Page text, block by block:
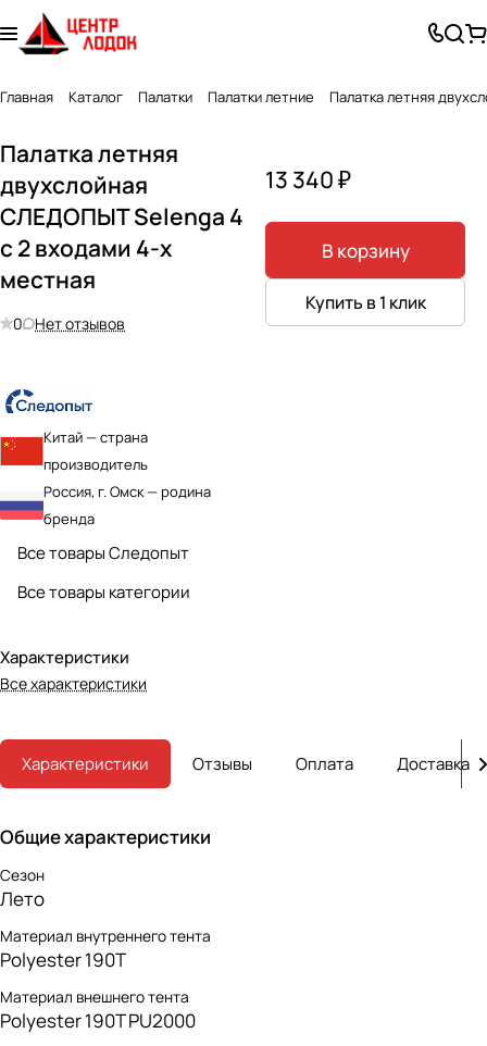
Главная Каталог Палатки Палатки летние Палатка летняя
Палатка летняя
двухслойная
СЛЕДОПЫТ Selenga 4
с 2 входами 4-х
местная
0 Нет отзывов
Китай — страна
производитель
Россия, г. Омск — родина
бренда
Все товары Следопыт
Все товары категории
Характеристики
Все характеристики
13 340 ₽
В корзину
Купить в 1 клик
Характеристики Отзывы Оплата Доставка
Общие характеристики
Сезон
Лето
Материал внутреннего тента
Polyester 190T
Материал внешнего тента
Polyester 190T PU2000